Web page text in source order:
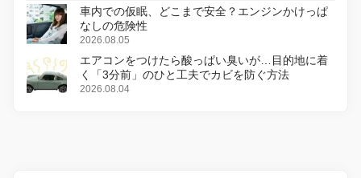
車内での仮眠、どこまで安全？エンジンかけっぱ
なしの危険性
2026.08.05
エアコンをつけたら酸っぱい臭いが…目的地に着
く「3分前」のひと工夫でカビを防ぐ方法
2026.08.04